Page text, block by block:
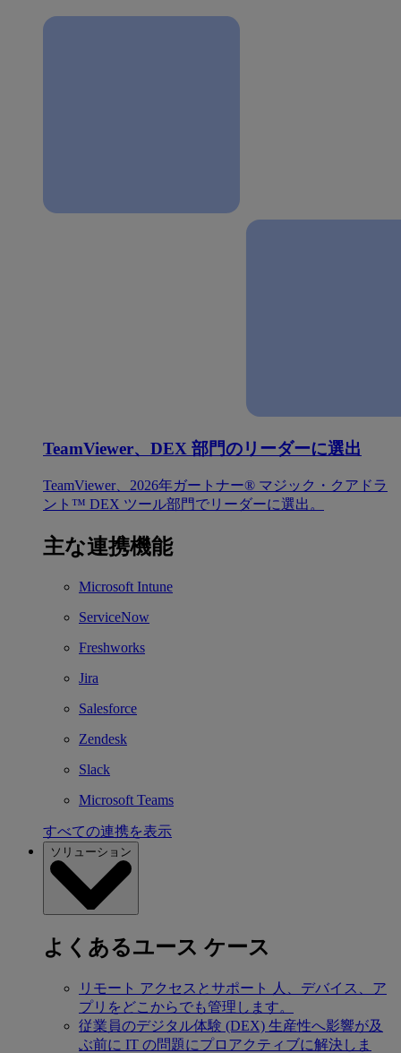
TeamViewer、DEX 部門のリーダーに選出
TeamViewer、2026年ガートナー® マジック・クアドラ
ント™ DEX ツール部門でリーダーに選出。
主な連携機能
Microsoft Intune
ServiceNow
Freshworks
Jira
Salesforce
Zendesk
Slack
Microsoft Teams
すべての連携を表示
ソリューション
よくあるユース ケース
リモート アクセスとサポート
人、デバイス、ア
プリをどこからでも管理します。
従業員のデジタル体験 (DEX) 生産性へ影響が及
ぶ前に IT の問題にプロアクティブに解決しま